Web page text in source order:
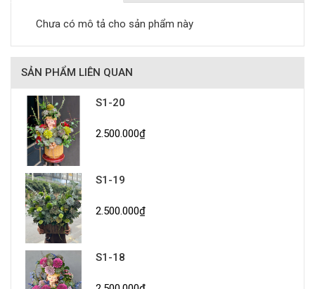
Chưa có mô tả cho sản phẩm này
SẢN PHẨM LIÊN QUAN
S1-20
2.500.000₫
S1-19
2.500.000₫
S1-18